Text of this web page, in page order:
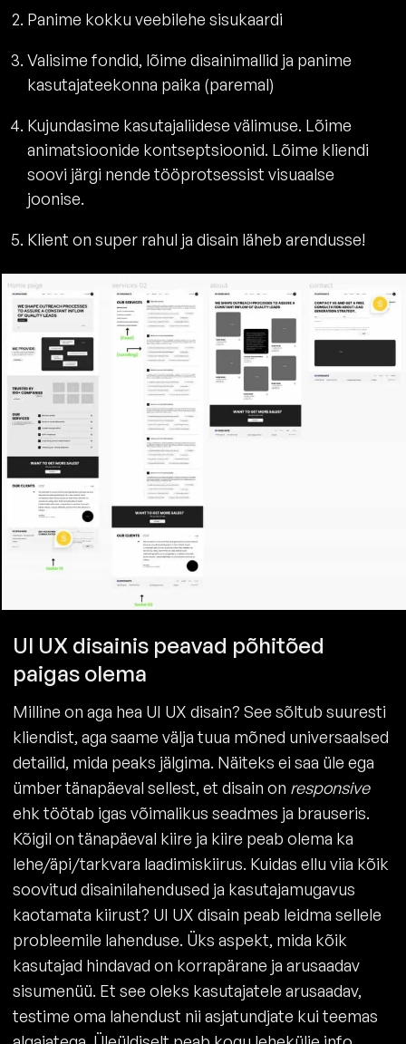
Panime kokku veebilehe sisukaardi
Valisime fondid, lõime disainimallid ja panime
kasutajateekonna paika (paremal)
Kujundasime kasutajaliidese välimuse. Lõime
animatsioonide kontseptsioonid. Lõime kliendi
soovi järgi nende tööprotsessist visuaalse
joonise.
Klient on super rahul ja disain läheb arendusse!
UI UX disainis peavad põhitõed
paigas olema
Milline on aga hea UI UX disain? See sõltub suuresti
kliendist, aga saame välja tuua mõned universaalsed
detailid, mida peaks jälgima. Näiteks ei saa üle ega
ümber tänapäeval sellest, et disain on responsive
ehk töötab igas võimalikus seadmes ja brauseris.
Kõigil on tänapäeval kiire ja kiire peab olema ka
lehe/äpi/tarkvara laadimiskiirus. Kuidas ellu viia kõik
soovitud disainilahendused ja kasutajamugavus
kaotamata kiirust? UI UX disain peab leidma sellele
probleemile lahenduse. Üks aspekt, mida kõik
kasutajad hindavad on korrapärane ja arusaadav
sisumenüü. Et see oleks kasutajatele arusaadav,
testime oma lahendust nii asjatundjate kui teemas